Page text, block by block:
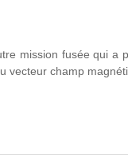
mission fusée qui a
champ